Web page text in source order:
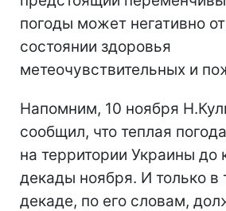
погоды может негативно
состоянии здоровья
метеочувствительных и
Напомним, 10 ноября
сообщил, что теплая
на территории Украины до
декады ноября. И только в
декаде, по его словам,